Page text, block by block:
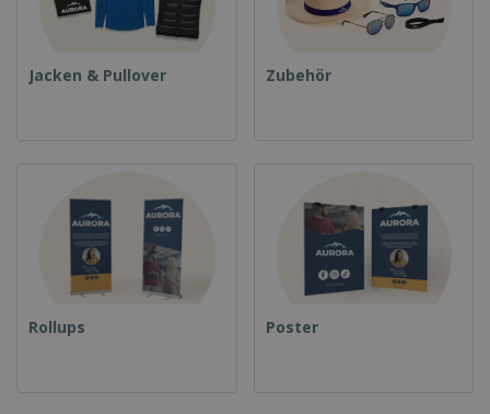
Jacken & Pullover Zubehör
Rollups Poster